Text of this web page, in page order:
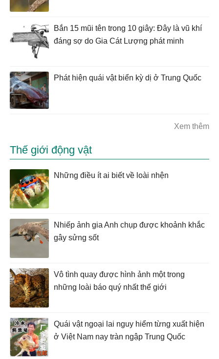
Bắn 15 mũi tên trong 10 giây: Đây là vũ khí
đáng sợ do Gia Cát Lượng phát minh
Phát hiện quái vật biển kỳ dị ở Trung Quốc
Xem thêm
Thế giới động vật
Những điều ít ai biết về loài nhện
Nhiếp ảnh gia Anh chụp được khoảnh khắc
gây sửng sốt
Vô tình quay được hình ảnh một trong
những loài báo quý nhất thế giới
Quái vật ngoại lai nguy hiểm từng xuất hiện
ở Việt Nam nay tràn ngập Trung Quốc